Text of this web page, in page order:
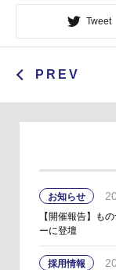
Tweet
PREV
お知らせ
【開催報告】も
ーに登壇
採用情報